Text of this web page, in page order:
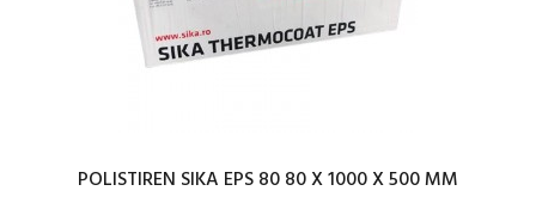
POLISTIREN SIKA EPS 80 80 X 1000 X 500 MM